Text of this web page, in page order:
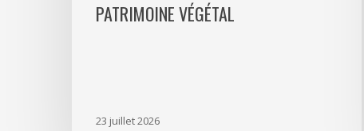
PATRIMOINE VÉGÉTAL
23 juillet 2026